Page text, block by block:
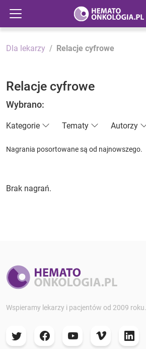
Dla lekarzy Relacje cyfrowe
Relacje cyfrowe
Wybrano:
Kategorie Tematy Autorzy
Nagrania posortowane są od najnowszego.
Brak nagrań.
Wspieramy lekarzy i pacjentów od 2009 roku.